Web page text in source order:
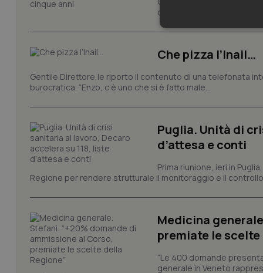
condotti dalla rete
Che pizza l’Inail…
Gentile Direttore,le riporto il contenuto di una telefonata
burocratica. “Enzo, c’è uno che si è fatto male...
Puglia. Unità di
d’attesa e conti
Prima riunione, ieri in
Regione per rendere strutturale il monitoraggio e il
Medicina
premiate le scelte
“Le 400 domande
generale in Veneto
I cookie necessari
e l'accesso alle aree